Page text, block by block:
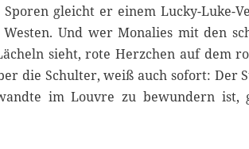
gleicht er einem Lucky-Luke-
Und wer Monalies mit den
sieht, rote Herzchen auf dem
die Schulter, weiß auch sofort: Der
im Louvre zu bewundern ist,